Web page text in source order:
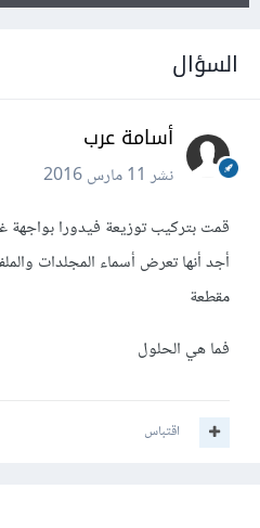
السؤال
أسامة عرب
نشر11 مارس 2016
قمت بتركيب توزيعة فيدورا بواجهة
أجد أنها تعرض أسماء المجلدات
مقطعة
فما هي الحلول
اقتباس